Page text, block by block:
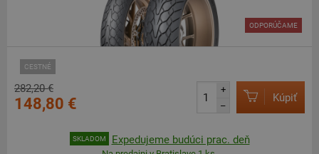
CESTNÉ
ODPORÚČAME
282,20 €
148,80 €
+
–
Kúpiť
SKLADOM Expedujeme budúci prac. deň